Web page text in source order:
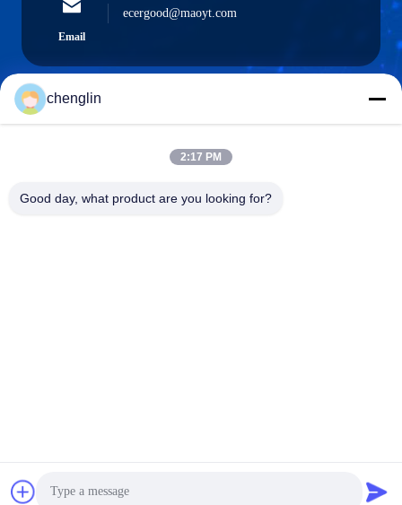
Ottieni il miglior prezzo
Email
ecergood@maoyt.com
chenglin
2:17 PM
Good day, what product are you looking for?